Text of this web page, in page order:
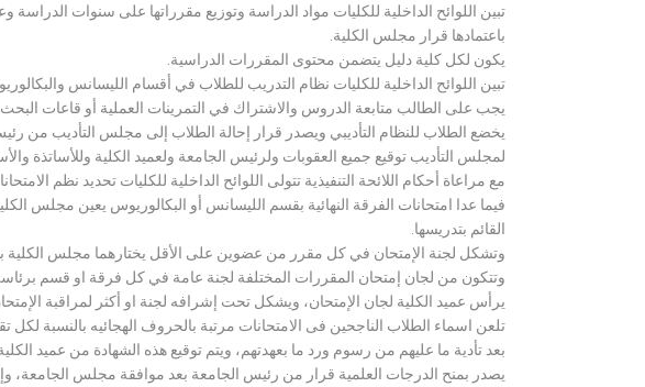
تبين اللوائح الداخلية للكليات مواد الدراسة وتوزيع مقرراتها على سنوات
باعتمادها قرار مجلس الكلية.
يكون لكل كلية دليل يتضمن محتوى المقررات الدراسية.
تبين اللوائح الداخلية للكليات نظام التدريب للطلاب في أقسام الليسانس
يجب على الطالب متابعة الدروس والاشتراك في التمرينات العملية أو قاعات البحث
يخضع الطلاب للنظام التأديبي ويصدر قرار إحالة الطلاب إلى مجلس التأديب من
لمجلس التأديب توقيع جميع العقوبات ولرئيس الجامعة ولعميد الكلية وللأساتذة
مع مراعاة أحكام اللائحة التنفيذية تتولى اللوائح الداخلية للكليات تحديد نظم
فيما عدا امتحانات الفرقة النهائية بقسم الليسانس أو البكالوريوس يعين مجلس
القائم بتدريسها.
وتشكل لجنة الإمتحان في كل مقرر من عضوين على الأقل يختارهما مجلس الكلية
وتتكون من لجان إمتحان المقررات المختلفة لجنة عامة في كل فرقة او قسم
يرأس عميد الكلية لجان الإمتحان، ويشكل تحت إشرافه لجنة او أكثر لمراقبة الإمتحان
تلعن اسماء الطلاب الناجحين فى الامتحانات مرتبة بالحروف الهجائيه بالنسبة لكل
بعد تأدية ما عليهم من رسوم ورد ما بعهدتهم، ويتم توقيع هذه الشهادة من عميد
يصدر بمنح الدرجات العلمية قرار من رئيس الجامعة بعد موافقة مجلس الجامعة،